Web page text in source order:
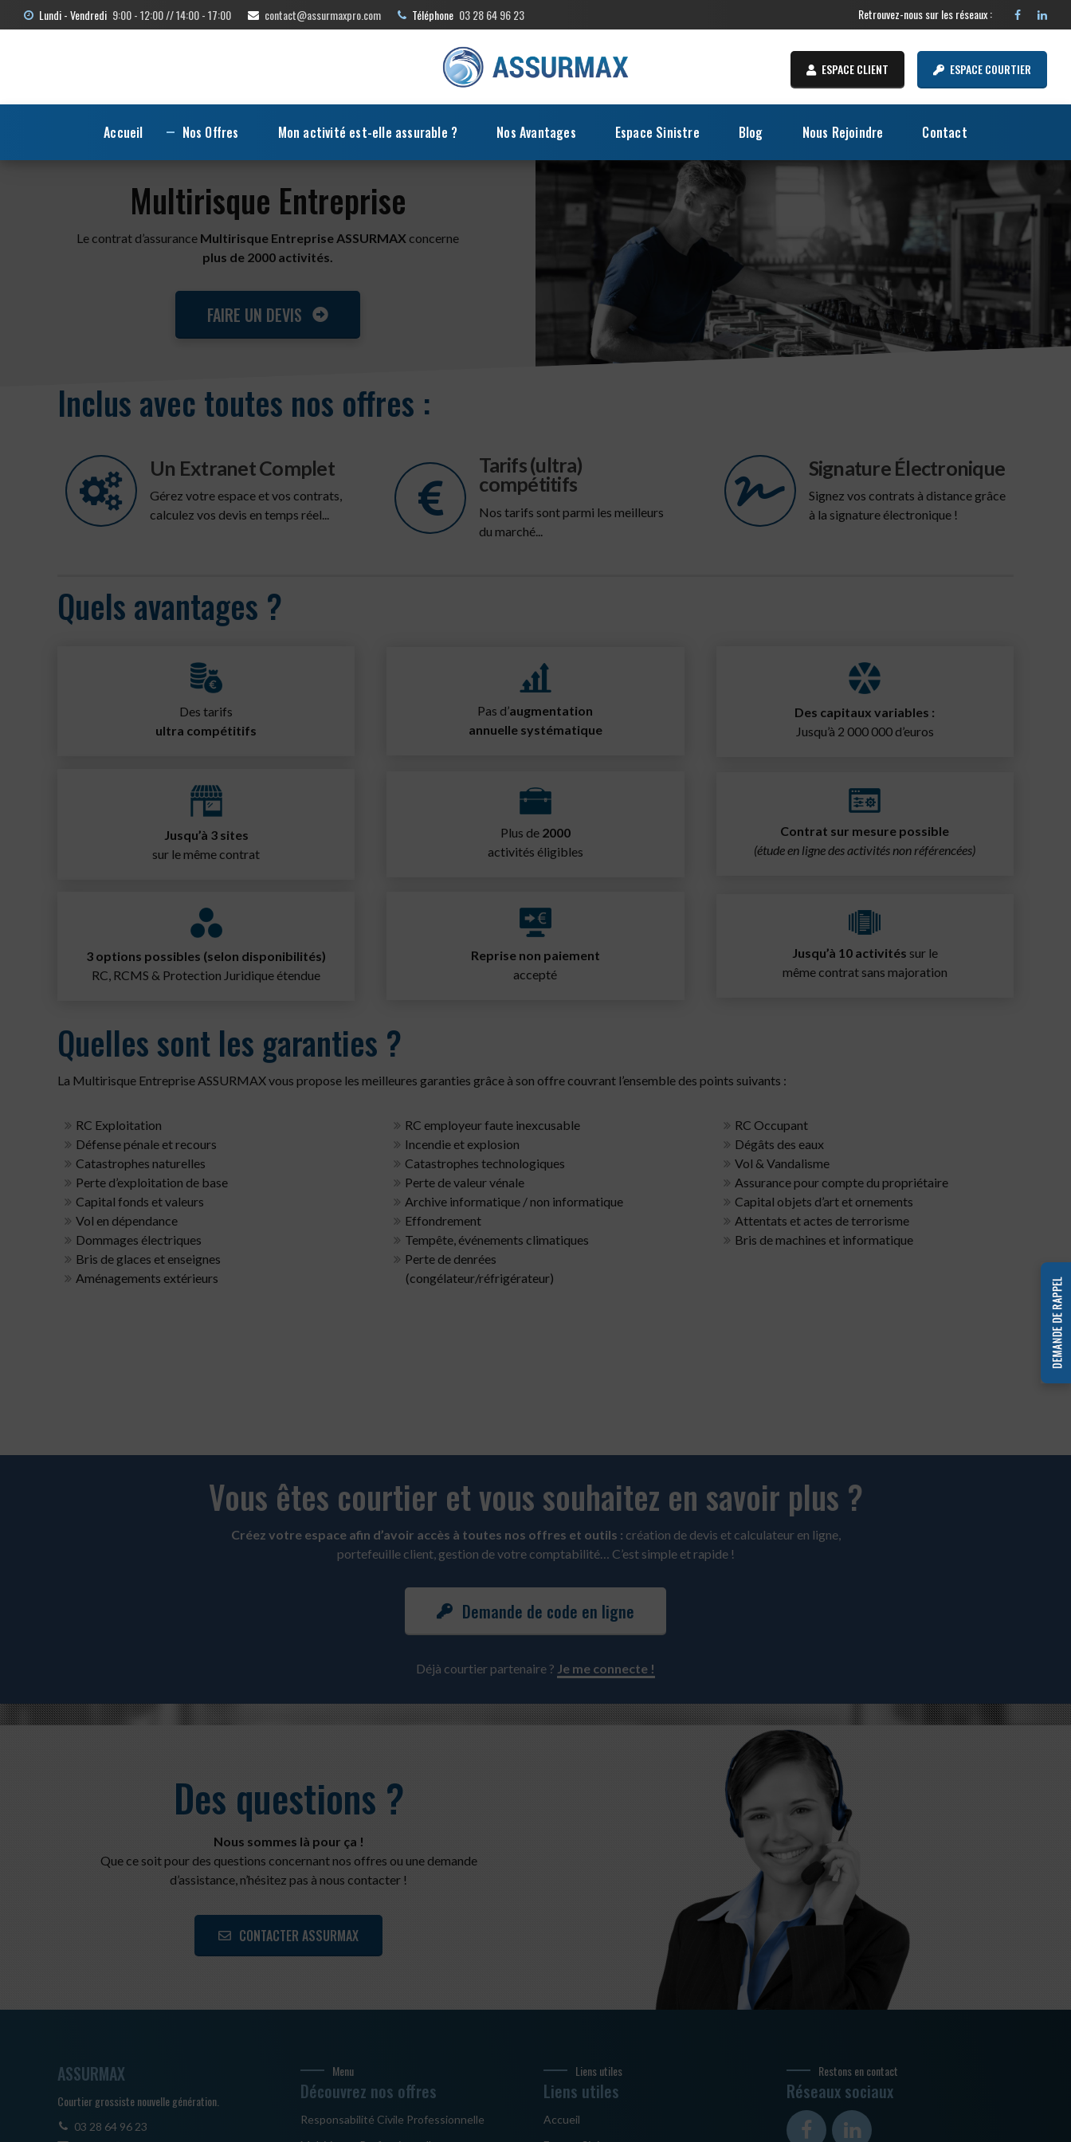
Lundi - Vendredi 9:00 - 12:00 // 14:00 - 17:00 contact@assurmaxpro.com Téléphone 03 28 64 96 23 Retrouvez-nous sur les réseaux :
ESPACE CLIENT ESPACE COURTIER
Accueil Nos Offres Mon activité est-elle assurable ? Nos Avantages Espace Sinistre Blog Nous Rejoindre Contact
Multirisque Entreprise
Le contrat d’assurance Multirisque Entreprise ASSURMAX concerne
plus de 2000 activités.
FAIRE UN DEVIS
Inclus avec toutes nos offres :
Un Extranet Complet
Gérez votre espace et vos contrats,
calculez vos devis en temps réel...
Tarifs (ultra)
compétitifs
Nos tarifs sont parmi les meilleurs
du marché...
Signature Électronique
Signez vos contrats à distance grâce
à la signature électronique !
Quels avantages ?
Des tarifs
ultra compétitifs
Pas d’augmentation
annuelle systématique
Des capitaux variables :
Jusqu’à 2 000 000 d’euros
Jusqu’à 3 sites
sur le même contrat
Plus de 2000
activités éligibles
Contrat sur mesure possible
(étude en ligne des activités non référencées)
3 options possibles (selon disponibilités)
RC, RCMS & Protection Juridique étendue
Reprise non paiement
accepté
Jusqu’à 10 activités sur le
même contrat sans majoration
Quelles sont les garanties ?
La Multirisque Entreprise ASSURMAX vous propose les meilleures garanties grâce à son offre couvrant l’ensemble des points suivants :
RC Exploitation
Défense pénale et recours
Catastrophes naturelles
Perte d’exploitation de base
Capital fonds et valeurs
Vol en dépendance
Dommages électriques
Bris de glaces et enseignes
Aménagements extérieurs
RC employeur faute inexcusable
Incendie et explosion
Catastrophes technologiques
Perte de valeur vénale
Archive informatique / non informatique
Effondrement
Tempête, événements climatiques
Perte de denrées
(congélateur/réfrigérateur)
RC Occupant
Dégâts des eaux
Vol & Vandalisme
Assurance pour compte du propriétaire
Capital objets d’art et ornements
Attentats et actes de terrorisme
Bris de machines et informatique
Vous êtes courtier et vous souhaitez en savoir plus ?
Créez votre espace afin d’avoir accès à toutes nos offres et outils : création de devis et calculateur en ligne,
portefeuille client, gestion de votre comptabilité… C’est simple et rapide !
Demande de code en ligne
Déjà courtier partenaire ? Je me connecte !
Des questions ?
Nous sommes là pour ça !
Que ce soit pour des questions concernant nos offres ou une demande
d’assistance, n’hésitez pas à nous contacter !
CONTACTER ASSURMAX
ASSURMAX
Courtier grossiste nouvelle génération.
03 28 64 96 23
Menu
Découvrez nos offres
Responsabilité Civile Professionnelle
Liens utiles
Liens utiles
Accueil
Restons en contact
Réseaux sociaux